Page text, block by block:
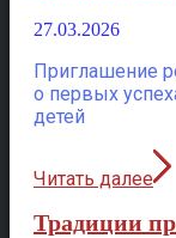
27.03.2026
Приглашение
о первых
детей
Читать далее
Традиции